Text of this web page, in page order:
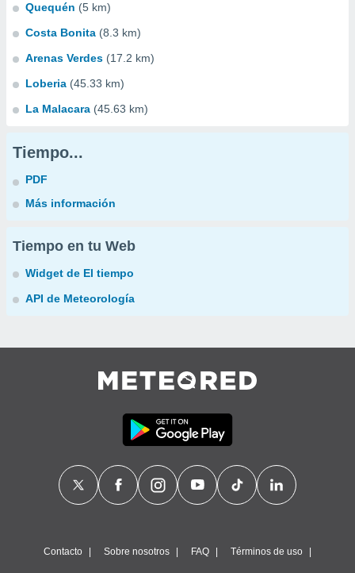
Quequén (5 km)
Costa Bonita (8.3 km)
Arenas Verdes (17.2 km)
Loberia (45.33 km)
La Malacara (45.63 km)
Tiempo...
PDF
Más información
Tiempo en tu Web
Widget de El tiempo
API de Meteorología
Contacto Sobre nosotros FAQ Términos de uso